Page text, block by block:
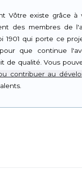
Vôtre existe grâce à
des membres de
1901 qui porte ce
que continue
de qualité. Vous
contribuer au